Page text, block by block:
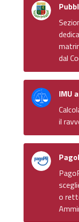
dal
IMU
il
o